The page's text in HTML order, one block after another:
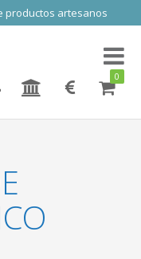
productos artesanos
Toggle
0